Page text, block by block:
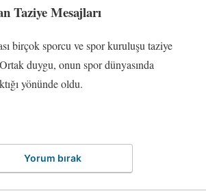
Taziye Mesajları
birçok sporcu ve spor kuruluşu taziye
duygu, onun spor dünyasında
yönünde oldu.
Yorum bırak